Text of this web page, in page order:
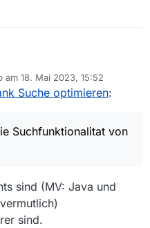
ob ich ständig Quatsch
die Suchfunktionalitat von
am 18. Mai 2023, 15:52
editiert von
Suche optimieren:
Suchfunktionalitat von
sind (MV: Java und
sind.